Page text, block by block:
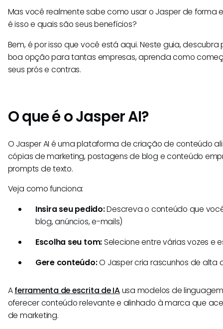
Mas você realmente sabe como usar o Jasper de forma
é isso e quais são seus benefícios?
Bem, é por isso que você está aqui. Neste guia, descubra
boa opção para tantas empresas, aprenda como
seus prós e contras.
O que é o Jasper AI?
O Jasper AI é uma plataforma de criação de conteúdo
cópias de marketing, postagens de blog e conteúdo
prompts de texto.
Veja como funciona:
Insira seu pedido:Descreva o conteúdo que
blog, anúncios, e-mails)
Escolha seu tom: Selecione entre várias vozes e
Gere conteúdo:O Jasper cria rascunhos de alta
Aferramenta de escrita de IAusa modelos de
oferecer conteúdo relevante e alinhado à marca que
de marketing.